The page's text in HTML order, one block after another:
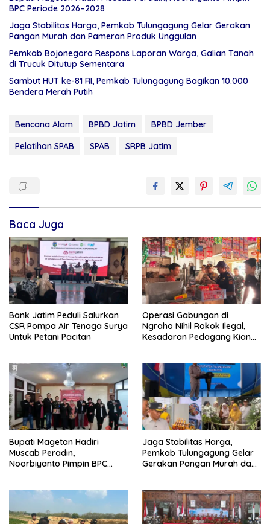
BPC Periode 2026–2028
Jaga Stabilitas Harga, Pemkab Tulungagung Gelar Gerakan
Pangan Murah dan Pameran Produk Unggulan
Pemkab Bojonegoro Respons Laporan Warga, Galian Tanah
di Trucuk Ditutup Sementara
Sambut HUT ke-81 RI, Pemkab Tulungagung Bagikan 10.000
Bendera Merah Putih
Bencana Alam BPBD Jatim
BPBD Jember
Pelatihan SPAB
SPAB SRPB Jatim
Baca Juga
Bank Jatim Peduli Salurkan
CSR Pompa Air Tenaga Surya
Untuk Petani Pacitan
Operasi Gabungan di
Ngraho Nihil Rokok Ilegal,
Kesadaran Pedagang Kian
Bupati Magetan Hadiri
Muscab Peradin,
Noorbiyanto Pimpin BPC
Jaga Stabilitas Harga,
Pemkab Tulungagung Gelar
Gerakan Pangan Murah dan